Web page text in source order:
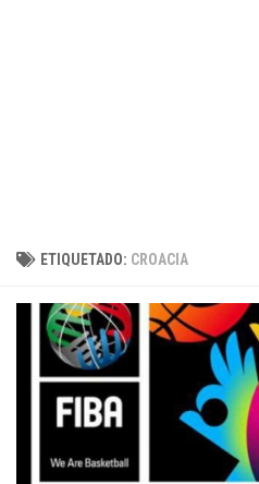
ETIQUETADO: CROACIA